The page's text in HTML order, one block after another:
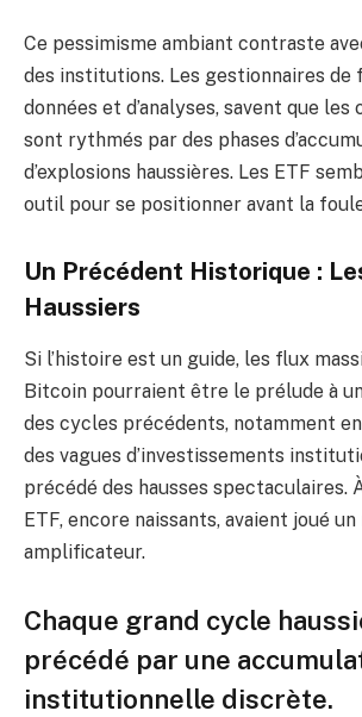
Ce pessimisme ambiant contraste
des institutions. Les gestionnaires de
données et d’analyses, savent que
sont rythmés par des phases
d’explosions haussières. Les ETF
outil pour se positionner avant la
Un Précédent Historique :
Haussiers
Si l’histoire est un guide, les flux
Bitcoin pourraient être le prélude à
des cycles précédents, notamment
des vagues d’investissements
précédé des hausses spectaculaires.
ETF, encore naissants, avaient joué
amplificateur.
Chaque grand cycle
précédé par une
institutionnelle discrète.